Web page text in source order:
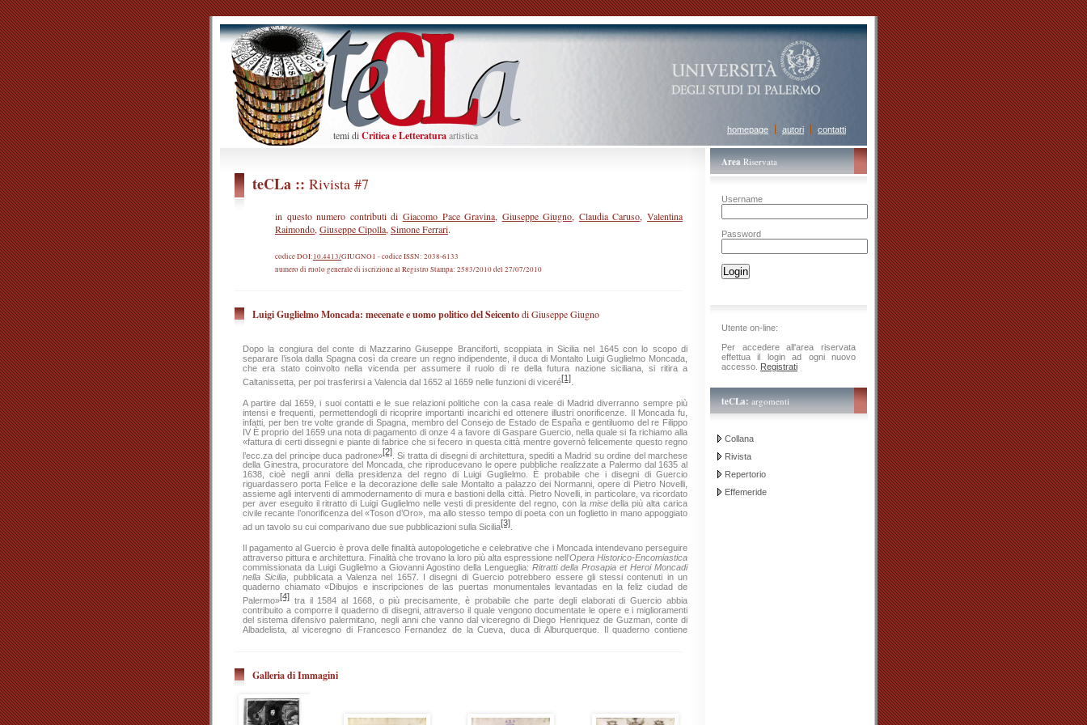
temi diCriticaeLetteraturaartistica homepage autori contatti
teCLa :: Rivista #7
in questo numero contributi di Giacomo Pace Gravina, Giuseppe Giugno, Claudia Caruso,Valentina
Raimondo, Giuseppe Cipolla, Simone Ferrari.
codice DOI:10.4413/GIUGNO1 - codice ISSN: 2038-6133
numero di ruolo generale di iscrizione al Registro Stampa: 2583/2010 del 27/07/2010
Luigi Guglielmo Moncada: mecenate e uomo politico del Seicentodi Giuseppe Giugno
Dopo la congiura del conte di Mazzarino Giuseppe Branciforti, scoppiata in Sicilia nel 1645 con lo scopo di
separare l’isola dalla Spagna così da creare un regno indipendente, il duca di Montalto Luigi Guglielmo Moncada,
che era stato coinvolto nella vicenda per assumere il ruolo di re della futura nazione siciliana, si ritira a
Caltanissetta, per poi trasferirsi a Valencia dal 1652 al 1659 nelle funzioni di viceré[1]
A partire dal 1659, i suoi contatti e le sue relazioni politiche con la casa reale di Madrid diverranno sempre più
intensi e frequenti, permettendogli di ricoprire importanti incarichi ed ottenere illustri onorificenze. Il Moncada fu,
infatti, per ben tre volte grande di Spagna, membro del Consejo de Estado de España e gentiluomo del re Filippo
IV È proprio del 1659 una nota di pagamento di onze 4 a favore di Gaspare Guercio, nella quale si fa richiamo alla
«fattura di certi dissegni e piante di fabrice che si fecero in questa città mentre governò felicemente questo regno
l’ecc.za del principe duca padrone»[2]. Si tratta di disegni di architettura, spediti a Madrid su ordine del marchese
della Ginestra, procuratore del Moncada, che riproducevano le opere pubbliche realizzate a Palermo dal 1635 al
1638, cioè negli anni della presidenza del regno di Luigi Guglielmo. È probabile che i disegni di Guercio
riguardassero porta Felice e la decorazione delle sale Montalto a palazzo dei Normanni, opere di Pietro Novelli,
assieme agli interventi di ammodernamento di mura e bastioni della città. Pietro Novelli, in particolare, va ricordato
per aver eseguito il ritratto di Luigi Guglielmo nelle vesti di presidente del regno, con la misedella più alta carica
civile recante l’onorificenza del «Toson d’Oro», ma allo stesso tempo di poeta con un foglietto in mano appoggiato
ad un tavolo su cui comparivano due sue pubblicazioni sulla Sicilia[3]
Il pagamento al Guercio è prova delle finalità autopologetiche e celebrative che i Moncada intendevano perseguire
attraverso pittura e architettura. Finalità che trovano la loro più alta espressione nell’Opera Historico-Encomiastica
commissionata da Luigi Guglielmo a Giovanni Agostino della Lengueglia: Ritratti della Prosapia et Heroi Moncadi
nella Sicilia , pubblicata a Valenza nel 1657. I disegni di Guercio potrebbero essere gli stessi contenuti in un
quaderno chiamato «Dibujos e inscripciones de las puertas monumentales levantadas en la feliz ciudad de
Palermo»[4] tra il 1584 al 1668, o più precisamente, è probabile che parte degli elaborati di Guercio abbia
contribuito a comporre il quaderno di disegni, attraverso il quale vengono documentate le opere e i miglioramenti
del sistema difensivo palermitano, negli anni che vanno dal viceregno di Diego Henriquez de Guzman, conte di
Albadelista, al viceregno di Francesco Fernandez de la Cueva, duca di Alburquerque. Il quaderno contiene
Dopo gli incarichi di governo nei viceregni siciliano e sardo, la carriera politica di Luigi Guglielmo prosegue in
ordinanze da lui emanate come la prammatica di re Filippo IV
esecutoriata nell’intero viceregno nel 1654
. Si tratta di una sorta di codice della strada, che vietava l’uso di
Galleria di Immagini
AreaRiservata
Username
Password
Utente on-line:
Per accedere all'area riservata
effettua il login ad ogni nuovo
accesso. Registrati
teCLa:argomenti
Collana
Rivista
Repertorio
Effemeride